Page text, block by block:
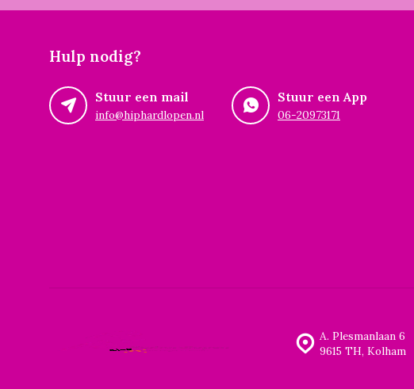
Hulp nodig?
Stuur een mail
info@hiphardlopen.nl
Stuur een App
06-20973171
A. Plesmanlaan 6
9615 TH, Kolham